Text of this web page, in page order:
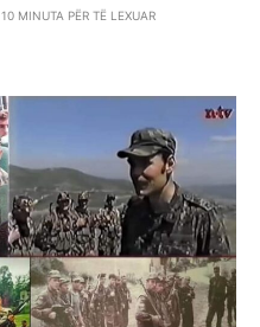
10 MINUTA PËR TË LEXUAR